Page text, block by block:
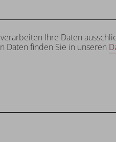
Ihre Daten
Daten finden Sie in unseren